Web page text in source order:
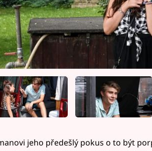
jeho předešlý pokus o to být